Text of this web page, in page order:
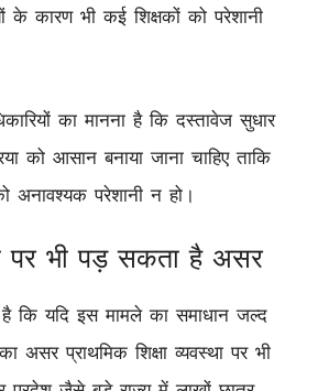
के कारण भी कई शिक्षकों को परेशानी
का मानना है कि दस्तावेज सुधार
को आसान बनाया जाना चाहिए ताकि
अनावश्यक परेशानी न हो।
पर भी पड़ सकता है असर
है कि यदि इस मामले का समाधान जल्द
असर प्राथमिक शिक्षा व्यवस्था पर भी